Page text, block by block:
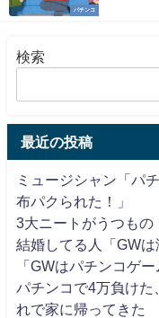
パチンコ
検索
最近の投稿
ミュージシャン「パ
布パクられた！」
3大ニートがうつもの
結婚してる人「GW
「GWはパチンコゲ
パチンコで4万負け
れで家に帰ってきた